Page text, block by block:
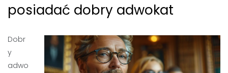
posiadać dobry adwokat
Dobr
y
adwo